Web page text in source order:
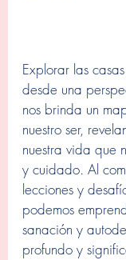
Explorar las
desde una
nos brinda un
nuestro ser,
nuestra vida que
y cuidado. Al
lecciones y
podemos
sanación y
profundo y